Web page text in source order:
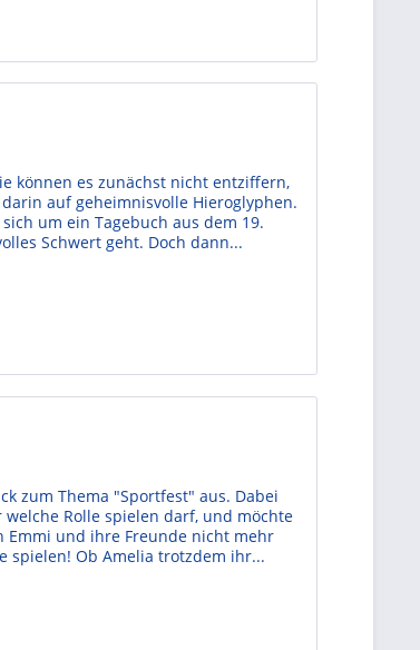
können es zunächst nicht entziffern,
auf geheimnisvolle Hieroglyphen.
um ein Tagebuch aus dem 19.
Schwert geht. Doch dann...
zum Thema "Sportfest" aus. Dabei
Rolle spielen darf, und möchte
Emmi und ihre Freunde nicht mehr
spielen! Ob Amelia trotzdem ihr...